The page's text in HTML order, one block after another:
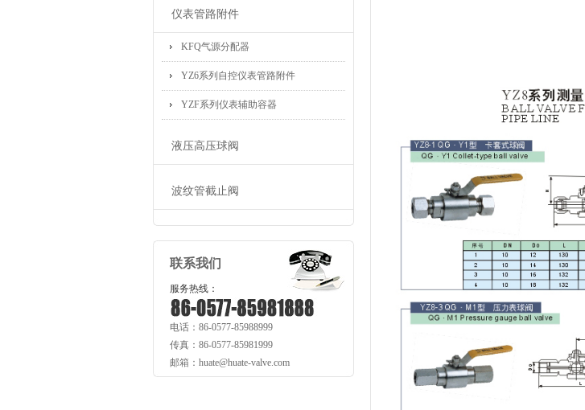
仪表管路附件
KFQ气源分配器
YZ6系列自控仪表管路附件
YZF系列仪表辅助容器
液压高压球阀
波纹管截止阀
联系我们
服务热线：
电话：86-0577-85988999
传真：86-0577-85981999
邮箱：huate@huate-valve.com